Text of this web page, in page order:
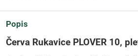
Popis
Červa Rukavice PLOVER 10,